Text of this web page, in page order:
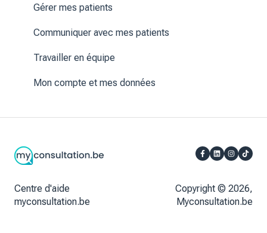
Communiquer avec mon praticien
Gérer mes patients
Communiquer avec mes patients
Travailler en équipe
Mon compte et mes données
Centre d'aide
myconsultation.be
Copyright © 2026,
Myconsultation.be